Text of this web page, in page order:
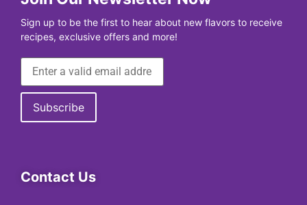
Sign up to be the first to hear about new flavors to receive
recipes, exclusive offers and more!
Contact Us